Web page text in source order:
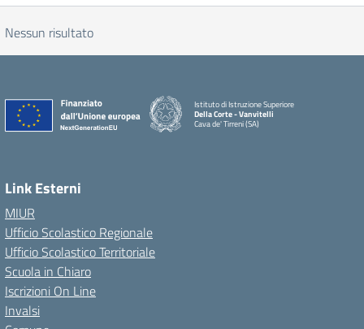
Nessun risultato
Istituto di Istruzione Superiore
Della Corte - Vanvitelli
Cava de' Tirreni (SA)
Link Esterni
MIUR
Ufficio Scolastico Regionale
Ufficio Scolastico Territoriale
Scuola in Chiaro
Iscrizioni On Line
Invalsi